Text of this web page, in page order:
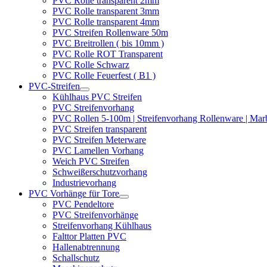
PVC Rolle transparent 3mm
PVC Rolle transparent 4mm
PVC Streifen Rollenware 50m
PVC Breitrollen ( bis 10mm )
PVC Rolle ROT Transparent
PVC Rolle Schwarz
PVC Rolle Feuerfest ( B1 )
PVC-Streifen
Kühlhaus PVC Streifen
PVC Streifenvorhang
PVC Rollen 5-100m | Streifenvorhang Rollenware |
PVC Streifen transparent
PVC Streifen Meterware
PVC Lamellen Vorhang
Weich PVC Streifen
Schweißerschutzvorhang
Industrievorhang
PVC Vorhänge für Tore
PVC Pendeltore
PVC Streifenvorhänge
Streifenvorhang Kühlhaus
Falttor Platten PVC
Hallenabtrennung
Schallschutz